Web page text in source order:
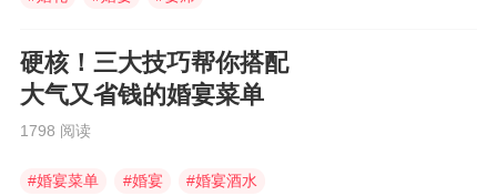
硬核！三大技巧帮你搭配
大气又省钱的婚宴菜单
1798 阅读
#婚宴菜单 #婚宴 #婚宴酒水